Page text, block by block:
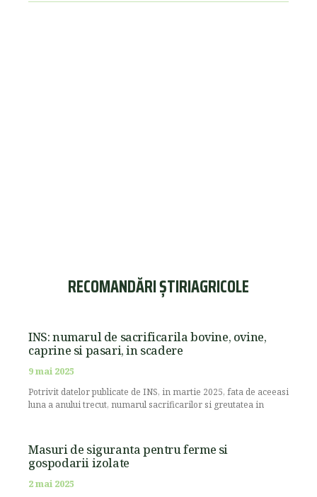
RECOMANDĂRI ȘTIRIAGRICOLE
INS: numarul de sacrificarila bovine, ovine,
caprine si pasari, in scadere
9 mai 2025
Potrivit datelor publicate de INS, in martie 2025, fata de aceeasi
luna a anului trecut, numarul sacrificarilor si greutatea in
Masuri de siguranta pentru ferme si
gospodarii izolate
2 mai 2025